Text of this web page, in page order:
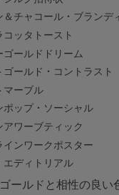
＆チャコール・ブランデ
コッタトースト
ゴールドドリーム
ゴールド・コントラスト
マーブル
ポップ・ソーシャル
アワーブティック
インワークポスター
エディトリアル
ールドと相性の良い